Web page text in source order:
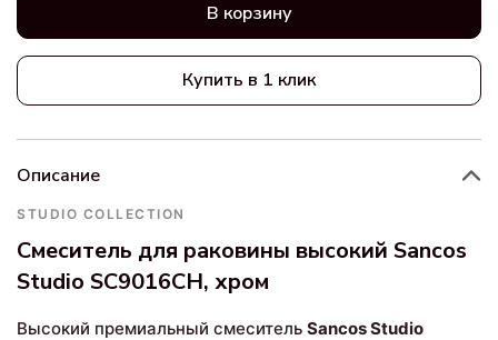
В корзину
Купить в 1 клик
Описание
STUDIO COLLECTION
Смеситель для раковины высокий Sancos
Studio SC9016CH, хром
Высокий премиальный смеситель Sancos Studio